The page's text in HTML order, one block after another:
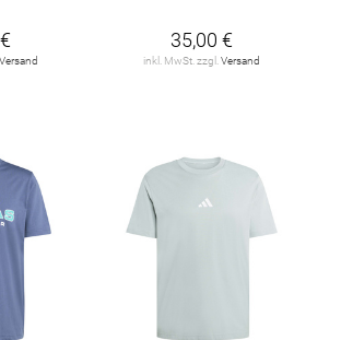
Versand
35,00 €
inkl. MwSt. zzgl. Versand